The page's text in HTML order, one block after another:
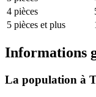
4 pièces
5 pièces et plus
Informations
La population à